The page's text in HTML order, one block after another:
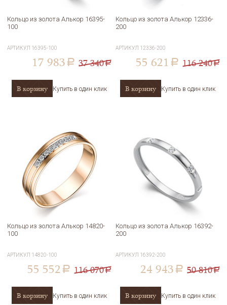
Кольцо из золота Алькор 16395-
100
АРТИКУЛ 16395-100
17 983 a 37 340a
В корзину Купить в один клик
Кольцо из золота Алькор 12336-
200
АРТИКУЛ 12336-200
55 621 a 116 240a
В корзину Купить в один клик
Кольцо из золота Алькор 14820-
100
АРТИКУЛ 14820-100
55 552 a 116 070a
В корзину Купить в один клик
Кольцо из золота Алькор 16392-
200
АРТИКУЛ 16392-200
24 943 a 50 810a
В корзину Купить в один клик